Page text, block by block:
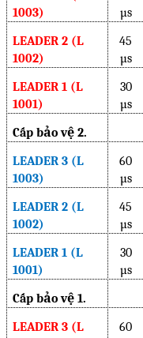
1003)
µs
LEADER 2 (L
1002)
45
µs
LEADER 1 (L
1001)
30
µs
Cấp bảo vệ 2.
LEADER 3 (L
1003)
60
µs
LEADER 2 (L
1002)
45
µs
LEADER 1 (L
1001)
30
µs
Cấp bảo vệ 1.
LEADER 3 (L
60